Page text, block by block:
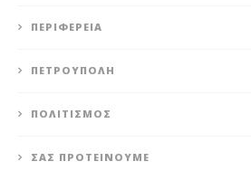
ΠΕΡΙΦΈΡΕΙΑ
ΠΕΤΡΟΎΠΟΛΗ
ΠΟΛΙΤΙΣΜΌΣ
ΣΑΣ ΠΡΟΤΕΊΝΟΥΜΕ